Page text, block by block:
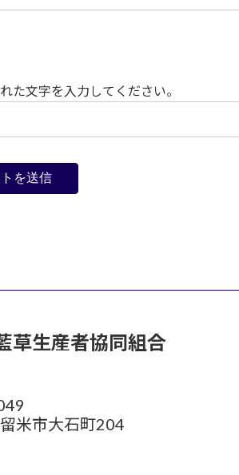
た文字を入力してください。
草生産者協同組合
米市大石町204